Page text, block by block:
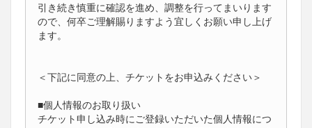
引き続き慎重に確認を進め、調整を行ってまいります
ので、何卒ご理解賜りますよう宜しくお願い申し上げ
ます。
＜下記に同意の上、チケットをお申込みください＞
■個人情報のお取り扱い
チケット申し込み時にご登録いただいた個人情報につ